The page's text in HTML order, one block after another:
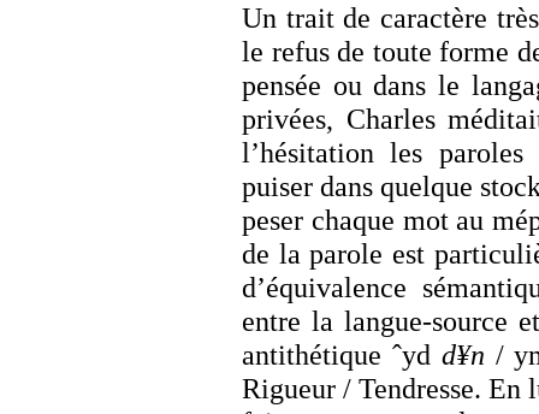
Un trait de caractère
le refus de toute forme
pensée ou dans le
privées, Charles
l’hésitation les
puiser dans quelque
peser chaque mot au
de la parole est
d’équivalence
entre la langue-source
antithétique ˆyd d¥n /
Rigueur / Tendresse.